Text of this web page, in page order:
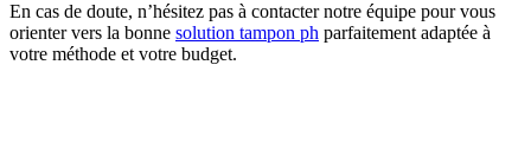
En cas de doute, n’hésitez pas à contacter notre équipe pour vous
orienter vers la bonne solution tampon ph parfaitement adaptée à
votre méthode et votre budget.